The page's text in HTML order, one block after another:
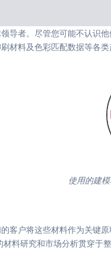
导者。尽管您可能不认
料及色彩匹配数据等各
使用的建
客户将这些材料作为关
料研究和市场分析贯穿于